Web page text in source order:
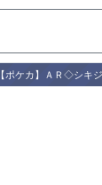
【ポケカ】ＡＲ◇シキ